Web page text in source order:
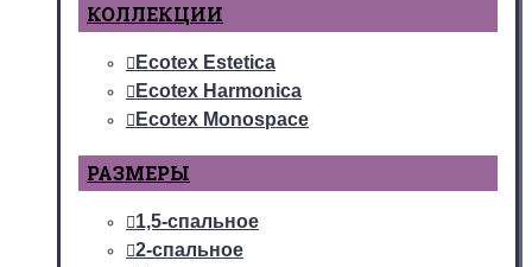
КОЛЛЕКЦИИ
Ecotex Estetica
Ecotex Harmonica
Ecotex Monospace
РАЗМЕРЫ
1,5-спальное
2-спальное